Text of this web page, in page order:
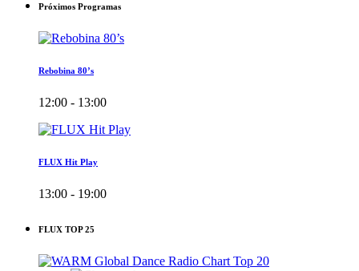
Próximos Programas
Rebobina 80’s
12:00 - 13:00
FLUX Hit Play
13:00 - 19:00
FLUX TOP 25